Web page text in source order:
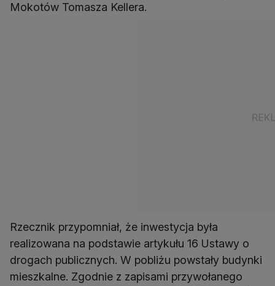
Mokotów Tomasza Kellera.
Rzecznik przypomniał, że inwestycja była
realizowana na podstawie artykułu 16 Ustawy o
drogach publicznych. W pobliżu powstały budynki
mieszkalne. Zgodnie z zapisami przywołanego